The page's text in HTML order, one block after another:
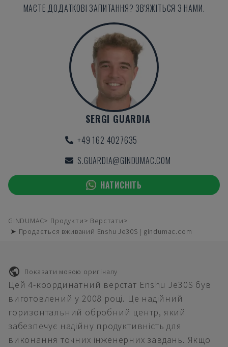
МАЄТЕ ДОДАТКОВІ ЗАПИТАННЯ? ЗВ'ЯЖІТЬСЯ З НАМИ.
SERGI GUARDIA
+49 162 4027635
S.GUARDIA@GINDUMAC.COM
НАТИСНІТЬ
GINDUMAC Продукти
Верстати
➤ Продається вживаний Enshu Je30S | gindumac.com
Показати мовою оригіналу
Цей 4-координатний верстат Enshu Je30S був
виготовлений у 2008 році. Це надійний
горизонтальний обробний центр, який
забезпечує надійну продуктивність для
виконання точних інженерних завдань. Якщо